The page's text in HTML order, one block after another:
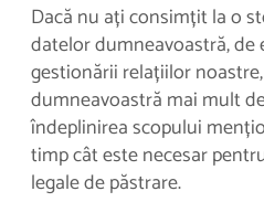
Dacă nu ați consimțit la o
datelor dumneavoastră, de
gestionării relațiilor
dumneavoastră mai mult
îndeplinirea scopului
timp cât este necesar
legale de păstrare.